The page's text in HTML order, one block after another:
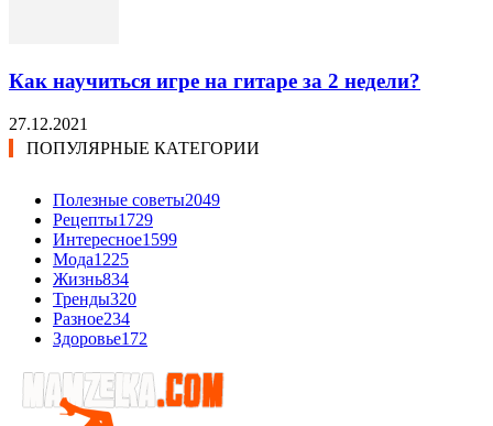
Как научиться игре на гитаре за 2 недели?
27.12.2021
ПОПУЛЯРНЫЕ КАТЕГОРИИ
Полезные советы2049
Рецепты1729
Интересное1599
Мода1225
Жизнь834
Тренды320
Разное234
Здоровье172